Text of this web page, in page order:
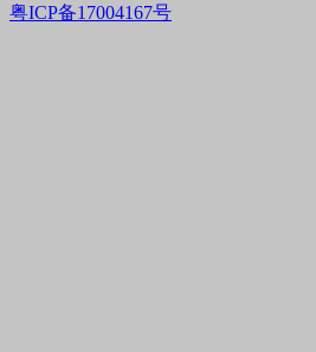
粤ICP备17004167号